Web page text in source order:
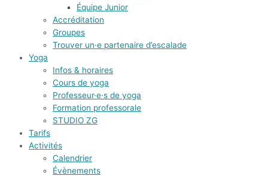
Équipe Junior
Accréditation
Groupes
Trouver un·e partenaire d’escalade
Yoga
Infos & horaires
Cours de yoga
Professeur·e·s de yoga
Formation professorale
STUDIO ZG
Tarifs
Activités
Calendrier
Évènements